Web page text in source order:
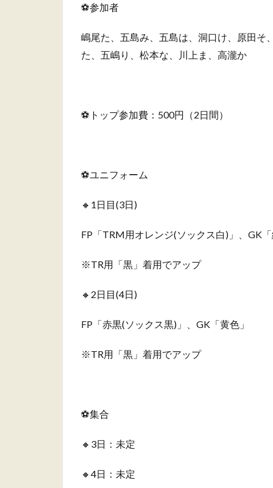
⚽️参加者
嶋尾た、五島み、五島は、洞口け、原田そ
た、五嶋り、松本な、川上ま、高瀧か
⚽️トップ参加費：500円（2日間）
⚽️ユニフォーム
🔸1日目(3日)
FP「TRM用オレンジ(ソックス白)」、GK
※TR用「黒」着用でアップ
🔸2日目(4日)
FP「赤黒(ソックス黒)」、GK「黄色」
※TR用「黒」着用でアップ
⚽️集合
🔸3日：未定
🔸4日：未定